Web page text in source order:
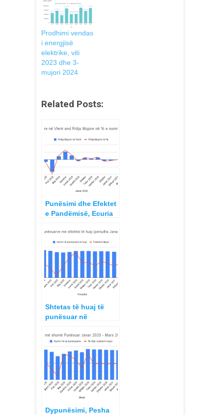
Prodhimi vendas
i energjisë
elektrike, viti
2023 dhe 3-
mujori 2024
Related Posts:
Punësimi dhe Efektet
e Pandëmisë, Ecuria
2021
Shtetas të huaj të
punësuar në
Shqipërisë periudha
2021
Dypunësimi, Pesha